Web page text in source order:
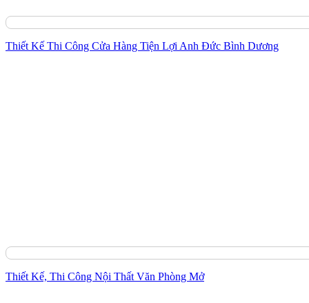
Thiết Kế Thi Công Cửa Hàng Tiện Lợi Anh Đức Bình Dương
Thiết Kế, Thi Công Nội Thất Văn Phòng Mở